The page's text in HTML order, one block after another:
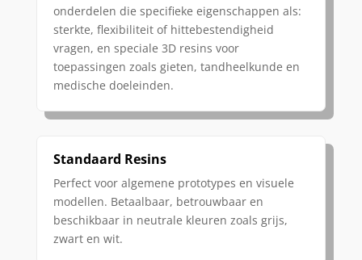
onderdelen die specifieke eigenschappen als:
sterkte, flexibiliteit of hittebestendigheid
vragen, en speciale 3D resins voor
toepassingen zoals gieten, tandheelkunde en
medische doeleinden.
Standaard Resins
Perfect voor algemene prototypes en visuele
modellen. Betaalbaar, betrouwbaar en
beschikbaar in neutrale kleuren zoals grijs,
zwart en wit.